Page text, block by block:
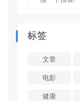
标签
文章
电影
健康